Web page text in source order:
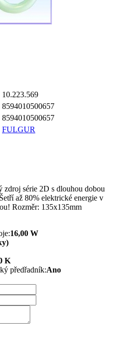
10.223.569
8594010500657
8594010500657
FULGUR
zdroj série 2D s dlouhou dobou
až 80% elektrické energie v
Rozměr: 135x135mm
16,00 W
K
předřadník:Ano